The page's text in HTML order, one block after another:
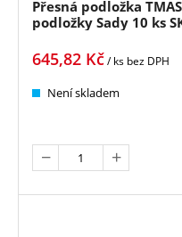
Přesná podložka
podložky Sady 10 ks
645,82 Kč/ ks bez DPH
Není skladem